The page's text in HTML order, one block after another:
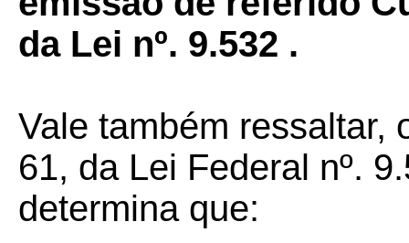
da Lei nº. 9.532 .
Vale também ressaltar,
61, da Lei Federal nº.
determina que: